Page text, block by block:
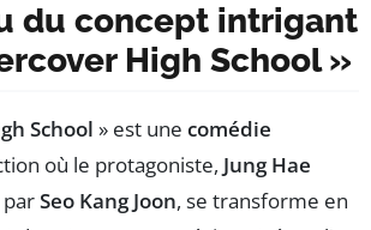
du concept intrigant
High School »
School » est une comédie
où le protagoniste, Jung Hae
Seo Kang Joon, se transforme en